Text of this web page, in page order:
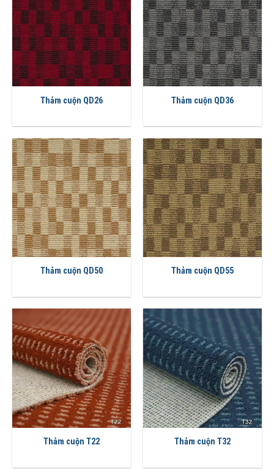
Thảm cuộn QD26 Thảm cuộn QD36
Thảm cuộn QD50 Thảm cuộn QD55
Thảm cuộn T22 Thảm cuộn T32